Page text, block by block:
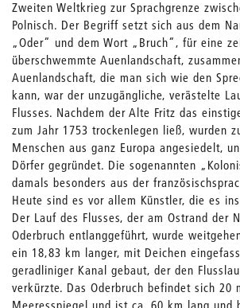
Zweiten Weltkrieg zur Sprachgrenze
Polnisch. Der Begriff setzt sich aus dem
„Oder“ und dem Wort „Bruch“, für eine
überschwemmte Auenlandschaft,
Auenlandschaft, die man sich wie den
kann, war der unzugängliche, verästelte
Flusses. Nachdem der Alte Fritz das
zum Jahr 1753 trockenlegen ließ, wurden
Menschen aus ganz Europa angesiedelt,
Dörfer gegründet. Die sogenannten
damals besonders aus der
Heute sind es vor allem Künstler, die es
Der Lauf des Flusses, der am Ostrand der
Oderbruch entlanggeführt, wurde
ein 18,83 km langer, mit Deichen
geradliniger Kanal gebaut, der den
verkürzte. Das Oderbruch befindet sich 20
Meeresspiegel und ist ca. 60 km lang und